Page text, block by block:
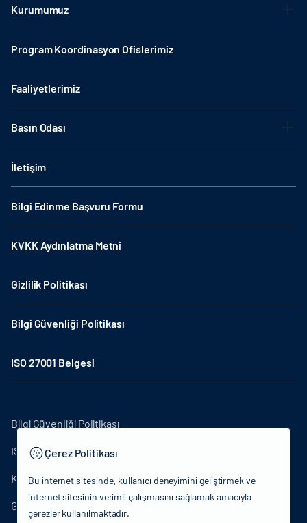
Kurumumuz
Program Koordinasyon Ofislerimiz
Faaliyetlerimiz
Basın Odası
İletişim
Bilgi Edinme Başvuru Formu
KVKK Aydınlatma Metni
Gizlilik Politikası
Bilgi Güvenliği Politikası
ISO 27001 Belgesi
Bilgi Güvenliği Politikası
ISO27001
KVKK Aydınlatma Metni
Gizlilik Politikası
Çerez Politikası
Bu internet sitesinde, kullanıcı deneyimini geliştirmek ve
internet sitesinin verimli çalışmasını sağlamak amacıyla
çerezler kullanılmaktadır.